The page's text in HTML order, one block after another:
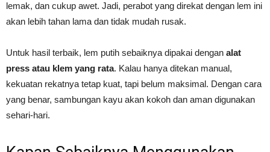
lemak, dan cukup awet. Jadi, perabot yang direkat dengan lem ini
akan lebih tahan lama dan tidak mudah rusak.
Untuk hasil terbaik, lem putih sebaiknya dipakai dengan alat
press atau klem yang rata. Kalau hanya ditekan manual,
kekuatan rekatnya tetap kuat, tapi belum maksimal. Dengan cara
yang benar, sambungan kayu akan kokoh dan aman digunakan
sehari-hari.